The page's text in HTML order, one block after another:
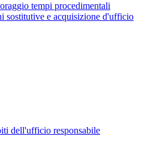
tempi procedimentali
sostitutive e acquisizione d'ufficio
dell'ufficio responsabile